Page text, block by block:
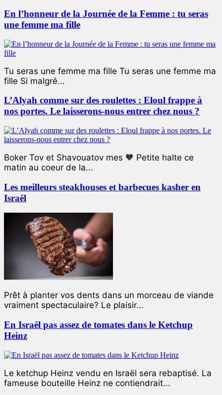
En l’honneur de la Journée de la Femme : tu seras
une femme ma fille
Tu seras une femme ma fille Tu seras une femme ma
fille Si malgré...
L’Alyah comme sur des roulettes : Eloul frappe à
nos portes. Le laisserons-nous entrer chez nous ?
Boker Tov et Shavouatov mes 🧡 Petite halte ce
matin au coeur de la...
Les meilleurs steakhouses et barbecues kasher en
Israël
Prêt à planter vos dents dans un morceau de viande
vraiment spectaculaire? Le plaisir...
En Israël pas assez de tomates dans le Ketchup
Heinz
Le ketchup Heinz vendu en Israël sera rebaptisé. La
fameuse bouteille Heinz ne contiendrait...